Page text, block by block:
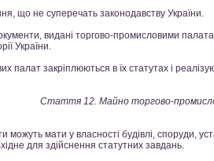
що не суперечать законодавству України.
видані торгово-промисловими
України.
палат закріплюються в їх статутах і
Стаття 12. Майно торгово-
можуть мати у власності будівлі, споруди,
для здійснення статутних завдань.